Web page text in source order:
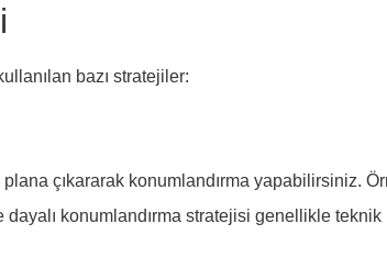
bazı stratejiler:
çıkararak konumlandırma yapabilirsiniz.
konumlandırma stratejisi genellikle